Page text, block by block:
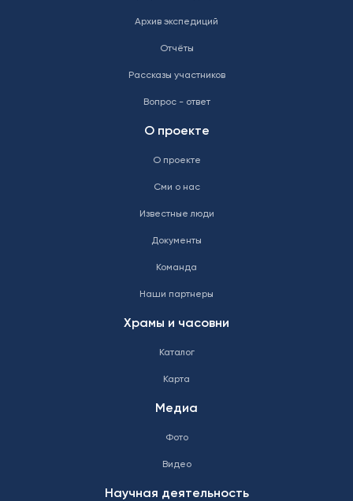
Архив экспедиций
Отчёты
Рассказы участников
Вопрос - ответ
О проекте
О проекте
Сми о нас
Известные люди
Документы
Команда
Наши партнеры
Храмы и часовни
Каталог
Карта
Медиа
Фото
Видео
Научная деятельность